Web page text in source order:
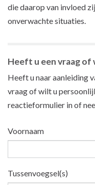
die daarop van invloed
onverwachte situaties.
Heeft u een vraag of
Heeft u naar aanleiding
vraag of wilt u
reactieformulier in of
Voornaam
Tussenvoegsel(s)